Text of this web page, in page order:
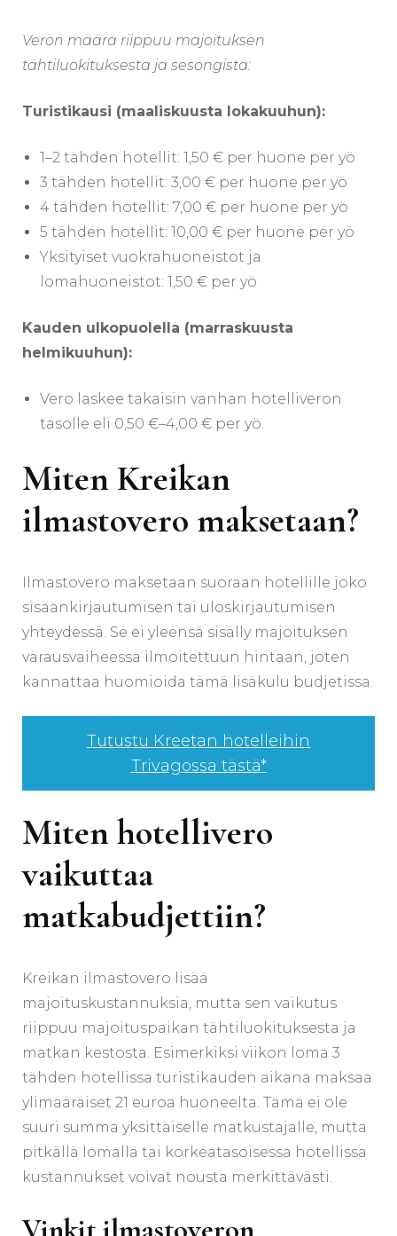
Veron määrä riippuu majoituksen
tähtiluokituksesta ja sesongista:
Turistikausi (maaliskuusta lokakuuhun):
1–2 tähden hotellit: 1,50 € per huone per yö
3 tähden hotellit: 3,00 € per huone per yö
4 tähden hotellit: 7,00 € per huone per yö
5 tähden hotellit: 10,00 € per huone per yö
Yksityiset vuokrahuoneistot ja
lomahuoneistot: 1,50 € per yö
Kauden ulkopuolella (marraskuusta
helmikuuhun):
Vero laskee takaisin vanhan hotelliveron
tasolle eli 0,50 €–4,00 € per yö.
Miten Kreikan
ilmastovero maksetaan?
Ilmastovero maksetaan suoraan hotellille joko
sisäänkirjautumisen tai uloskirjautumisen
yhteydessä. Se ei yleensä sisälly majoituksen
varausvaiheessa ilmoitettuun hintaan, joten
kannattaa huomioida tämä lisäkulu budjetissa.
Tutustu Kreetan hotelleihin
Trivagossa tästä*
Miten hotellivero
vaikuttaa
matkabudjettiin?
Kreikan ilmastovero lisää
majoituskustannuksia, mutta sen vaikutus
riippuu majoituspaikan tähtiluokituksesta ja
matkan kestosta. Esimerkiksi viikon loma 3
tähden hotellissa turistikauden aikana maksaa
ylimääräiset 21 euroa huoneelta. Tämä ei ole
suuri summa yksittäiselle matkustajalle, mutta
pitkällä lomalla tai korkeatasoisessa hotellissa
kustannukset voivat nousta merkittävästi.